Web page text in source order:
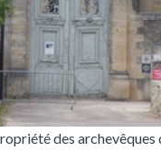
des archevêques